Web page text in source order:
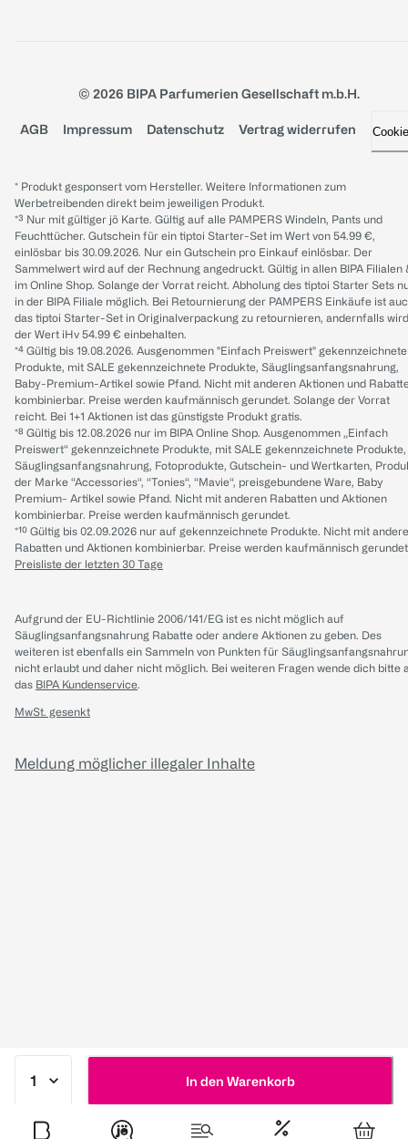
In den Warenkorb
© 2026 BIPA Parfumerien Gesellschaft m.b.H.
AGB Impressum Datenschutz Vertrag widerrufen
* Produkt gesponsert vom Hersteller. Weitere Informationen zum
Werbetreibenden direkt beim jeweiligen Produkt.
*³ Nur mit gültiger jö Karte. Gültig auf alle PAMPERS Windeln, Pants und
Feuchttücher. Gutschein für ein tiptoi Starter-Set im Wert von 54.99 €,
einlösbar bis 30.09.2026. Nur ein Gutschein pro Einkauf einlösbar. Der
Sammelwert wird auf der Rechnung angedruckt. Gültig in allen BIPA Filialen
im Online Shop. Solange der Vorrat reicht. Abholung des tiptoi Starter Sets
in der BIPA Filiale möglich. Bei Retournierung der PAMPERS Einkäufe ist
das tiptoi Starter-Set in Originalverpackung zu retournieren, andernfalls wird
der Wert iHv 54.99 € einbehalten.
*⁴ Gültig bis 19.08.2026. Ausgenommen "Einfach Preiswert" gekennzeichnete
Produkte, mit SALE gekennzeichnete Produkte, Säuglingsanfangsnahrung,
Baby-Premium-Artikel sowie Pfand. Nicht mit anderen Aktionen und
kombinierbar. Preise werden kaufmännisch gerundet. Solange der Vorrat
reicht. Bei 1+1 Aktionen ist das günstigste Produkt gratis.
*⁸ Gültig bis 12.08.2026 nur im BIPA Online Shop. Ausgenommen „Einfach
Preiswert“ gekennzeichnete Produkte, mit SALE gekennzeichnete Produkte,
Säuglingsanfangsnahrung, Fotoprodukte, Gutschein- und Wertkarten,
der Marke “Accessories“, “Tonies“, “Mavie“, preisgebundene Ware, Baby
Premium- Artikel sowie Pfand. Nicht mit anderen Rabatten und Aktionen
kombinierbar. Preise werden kaufmännisch gerundet.
*¹⁰ Gültig bis 02.09.2026 nur auf gekennzeichnete Produkte. Nicht mit
Rabatten und Aktionen kombinierbar. Preise werden kaufmännisch
Preisliste der letzten 30 Tage
Aufgrund der EU-Richtlinie 2006/141/EG ist es nicht möglich auf
Säuglingsanfangsnahrung Rabatte oder andere Aktionen zu geben. Des
weiteren ist ebenfalls ein Sammeln von Punkten für
nicht erlaubt und daher nicht möglich. Bei weiteren Fragen wende dich bitte
das BIPA Kundenservice.
MwSt. gesenkt
Meldung möglicher illegaler Inhalte